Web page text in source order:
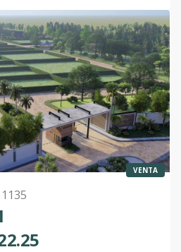
VENTA
1135